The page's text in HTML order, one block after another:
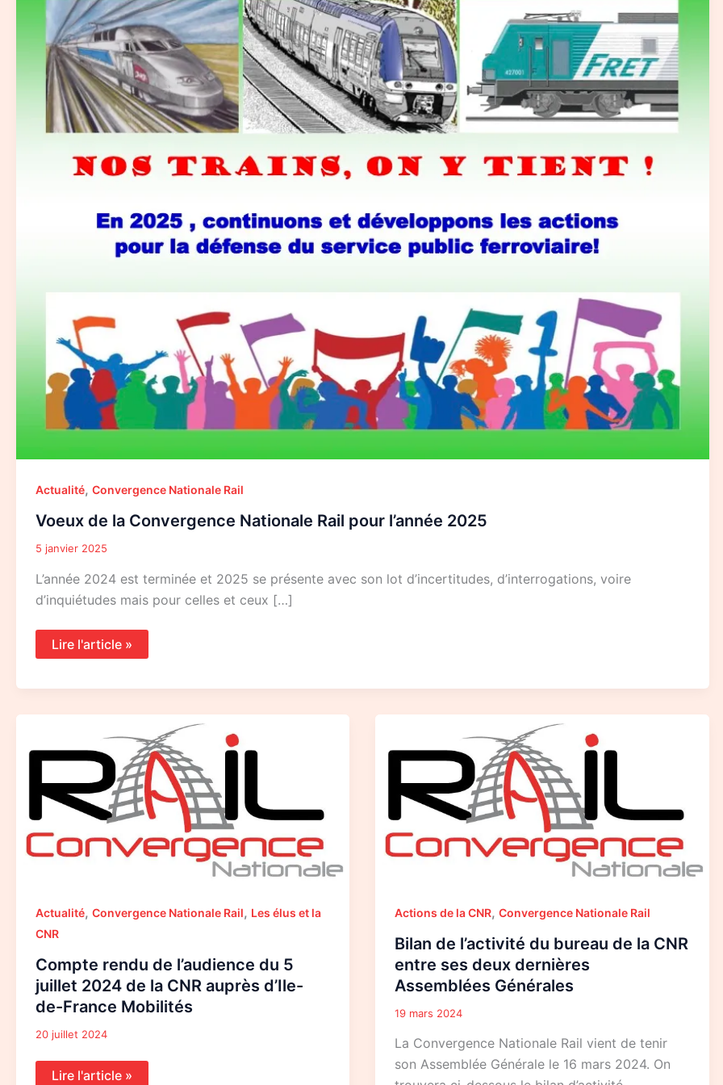
Actualité, Convergence Nationale Rail
Voeux de la Convergence Nationale Rail pour l’année 2025
5 janvier 2025
L’année 2024 est terminée et 2025 se présente avec son lot d’incertitudes, d’interrogations, voire
d’inquiétudes mais pour celles et ceux […]
Convergence
Nationale
Rail
pour
l’année
2025
Lire l'article »
Actualité, Convergence Nationale Rail, Les élus et la
CNR
Compte rendu de l’audience du 5
juillet 2024 de la CNR auprès d’Ile-
de-France Mobilités
20 juillet 2024
Compte
l’audience
5
juillet
2024
la
CNR
auprès
Mobilités
Lire l'article »
Actions de la CNR,Convergence Nationale Rail
Bilan de l’activité du bureau de la CNR
entre ses deux dernières
Assemblées Générales
19 mars 2024
La Convergence Nationale Rail vient de tenir
son Assemblée Générale le 16 mars 2024. On
Bilan
du
de
la
CNR
ses
deux
dernières